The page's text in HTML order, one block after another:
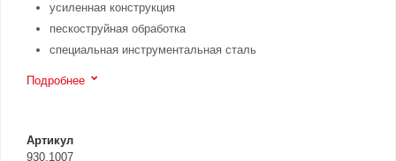
усиленная конструкция
пескоструйная обработка
специальная инструментальная сталь
Подробнее
Артикул
930.1007